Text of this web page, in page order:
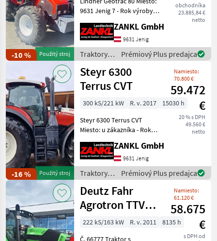
-10 % Použitý stroj
obchodníka
23.885,84 €
netto
9631 Jenig 7 - Rok výroby
prevádzkových hodín! -
Kabína s ventiláciou a
kúrením - 16/8
synchronizovaná prevodov
ZANKL GmbH
9631 Jenig
Traktory /
Lindner
Prémiový Plus predajca
-16 % Použitý stroj
Steyr 6300
Terrus CVT
Namiesto:
70.800 €
59.472
€
20 % s DPH
49.560 €
netto
300 kS/221 kW R. v. 2017
15030 h
Steyr 6300 Terrus CVT
Miesto: u zákazníka - Rok
prevádzkových hodín –
číslo sa ešte môže zmeniť! -
300 PS + Boost - Kabína s
klimatizáciou
ZANKL GmbH
9631 Jenig
Traktory /
Steyr
Prémiový Plus predajca
Deutz Fahr
Agrotron TTV
630
Namiesto:
61.120 €
58.675
€
s DPH od
222 kS/163 kW R. v. 2011
8135 h
Č. 66777 Traktor s